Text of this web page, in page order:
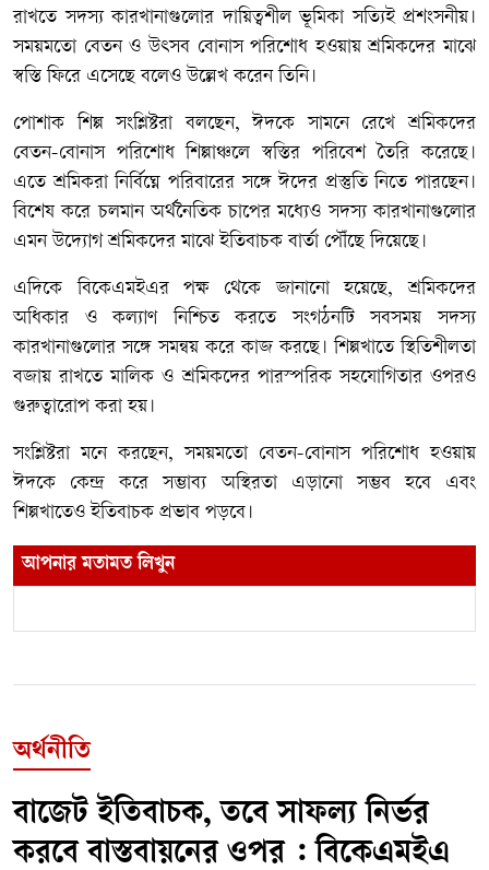
রাখতে সদস্য কারখানাগুলোর দায়িত্বশীল ভূমিকা সত্যিই প্রশংসনীয়।
সময়মতো বেতন ও উৎসব বোনাস পরিশোধ হওয়ায় শ্রমিকদের মাঝে
স্বস্তি ফিরে এসেছে বলেও উল্লেখ করেন তিনি।
পোশাক শিল্প সংশ্লিষ্টরা বলছেন, ঈদকে সামনে রেখে শ্রমিকদের
বেতন-বোনাস পরিশোধ শিল্পাঞ্চলে স্বস্তির পরিবেশ তৈরি করেছে।
এতে শ্রমিকরা নির্বিঘ্নে পরিবারের সঙ্গে ঈদের প্রস্তুতি নিতে পারছেন।
বিশেষ করে চলমান অর্থনৈতিক চাপের মধ্যেও সদস্য কারখানাগুলোর
এমন উদ্যোগ শ্রমিকদের মাঝে ইতিবাচক বার্তা পৌঁছে দিয়েছে।
এদিকে বিকেএমইএর পক্ষ থেকে জানানো হয়েছে, শ্রমিকদের
অধিকার ও কল্যাণ নিশ্চিত করতে সংগঠনটি সবসময় সদস্য
কারখানাগুলোর সঙ্গে সমন্বয় করে কাজ করছে। শিল্পখাতে স্থিতিশীলতা
বজায় রাখতে মালিক ও শ্রমিকদের পারস্পরিক সহযোগিতার ওপরও
গুরুত্বারোপ করা হয়।
সংশ্লিষ্টরা মনে করছেন, সময়মতো বেতন-বোনাস পরিশোধ হওয়ায়
ঈদকে কেন্দ্র করে সম্ভাব্য অস্থিরতা এড়ানো সম্ভব হবে এবং
শিল্পখাতেও ইতিবাচক প্রভাব পড়বে।
আপনার মতামত লিখুন
অর্থনীতি
বাজেট ইতিবাচক, তবে সাফল্য নির্ভর
করবে বাস্তবায়নের ওপর : বিকেএমইএ